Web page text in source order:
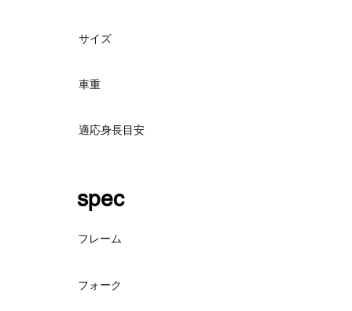
サイズ
車重
適応身長目安
spec
フレーム
フォーク